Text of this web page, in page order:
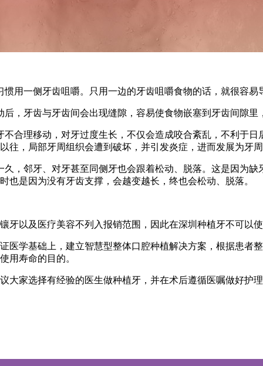
用一侧牙齿咀嚼。只用一边的牙齿咀嚼食物的话，就很容
，牙齿与牙齿间会出现缝隙，容易使食物嵌塞到牙齿间隙里
不合理移动，对牙过度生长，不仅会造成咬合紊乱，不利于
往，局部牙周组织会遭到破坏，并引发炎症，进而发展为牙
久，邻牙、对牙甚至同侧牙也会跟着松动、脱落。这是因为
是因为没有牙齿支撑，会越变越长，终也会松动、脱落。
牙以及医疗美容不列入报销范围，因此在深圳种植牙不可以
医学基础上，建立智慧型整体口腔种植解决方案，根据患者
用寿命的目的。
大家选择有经验的医生做种植牙，并在术后遵循医嘱做好护